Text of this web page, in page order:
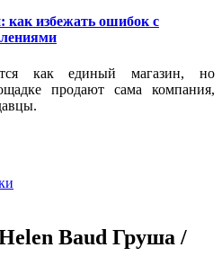
как избежать ошибок с
как единый магазин, но
продают сама компания,
Baud Груша /